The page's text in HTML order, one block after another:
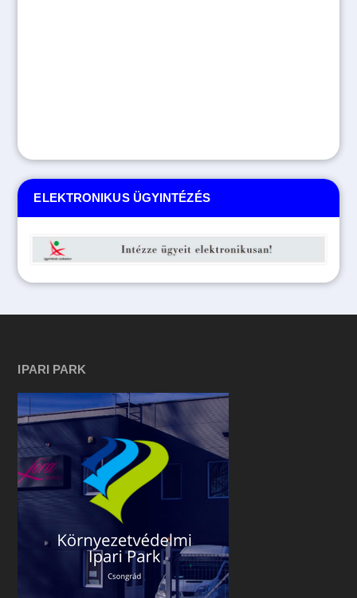
ELEKTRONIKUS ÜGYINTÉZÉS
IPARI PARK